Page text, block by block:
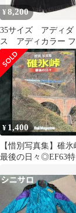
¥8,200
35サイズ アディダ
ス アディカラー フ
イヤーバードハーフ
ンツ adidas
¥ 1,400
【惜別写真集】碓氷
最後の日々◎EF63特